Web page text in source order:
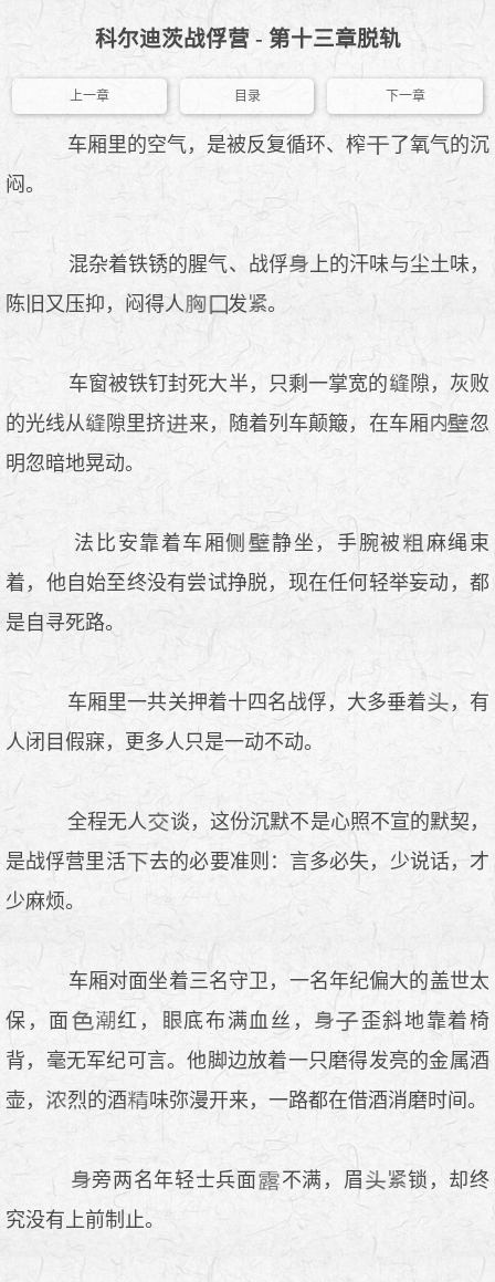
科尔迪茨战俘营 - 第十三章脱轨
上一章 目录 下一章
车厢里的空气，是被反复循环、榨
了氧气的沉
闷。
混杂着铁锈的腥气、战俘
上的汗味与尘土味，
陈旧又压抑，闷得人
发 。
车窗被铁钉封死大半，只剩一掌宽的
隙，灰败
的光线从
隙里挤 来，随着列车颠簸，在车厢
忽
明忽暗地晃动。
法比安靠着车厢侧 静坐，手腕被
麻绳束
着，他自始至终没有尝试挣脱，现在任何轻举妄动，都
是自寻死路。
车厢里一共关押着十四名战俘，大多垂着
，有
人闭目假寐，更多人只是一动不动。
全程无人
谈，这份沉默不是心照不宣的默契，
是战俘营里活
去的必要准则：言多必失，少说话，才
少麻烦。
车厢对面坐着三名守卫，一名年纪偏大的盖世太
保，面
红， 底布满血丝，
歪斜地靠着椅
背，毫无军纪可言。他脚边放着一只磨得发亮的金属酒
壶，
烈的酒 味弥漫开来，一路都在借酒消磨时间。
旁两名年轻士兵面 不满，眉
锁，却终
究没有上前制止。